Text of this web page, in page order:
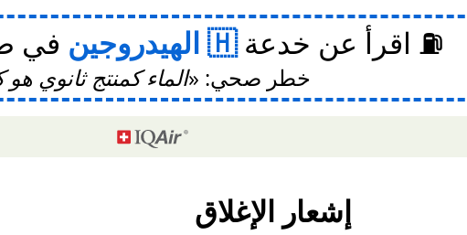
⛽ اقرأ عن خدعة الهيدروجين في
خطر صحي: الماء كمنتج ثانوي هو
إشعار الإغلاق